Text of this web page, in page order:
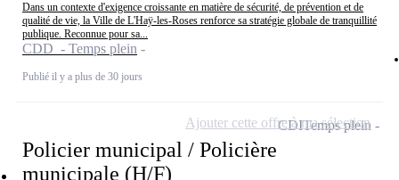
Dans un contexte d'exigence croissante en matière de sécurité, de prévention et de
qualité de vie, la Ville de L'Haÿ-les-Roses renforce sa stratégie globale de tranquillité
publique. Reconnue pour sa...
CDD - Temps plein
Publié il y a plus de 30 jours
Policier municipal / Policière
municipale (H/F)
CDITemps plein
Ajouter cette offre à ma sélection